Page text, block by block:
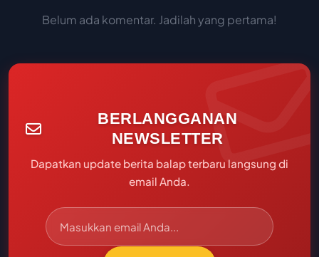
Belum ada komentar. Jadilah yang pertama!
BERLANGGANAN
NEWSLETTER
Dapatkan update berita balap terbaru langsung di
email Anda.